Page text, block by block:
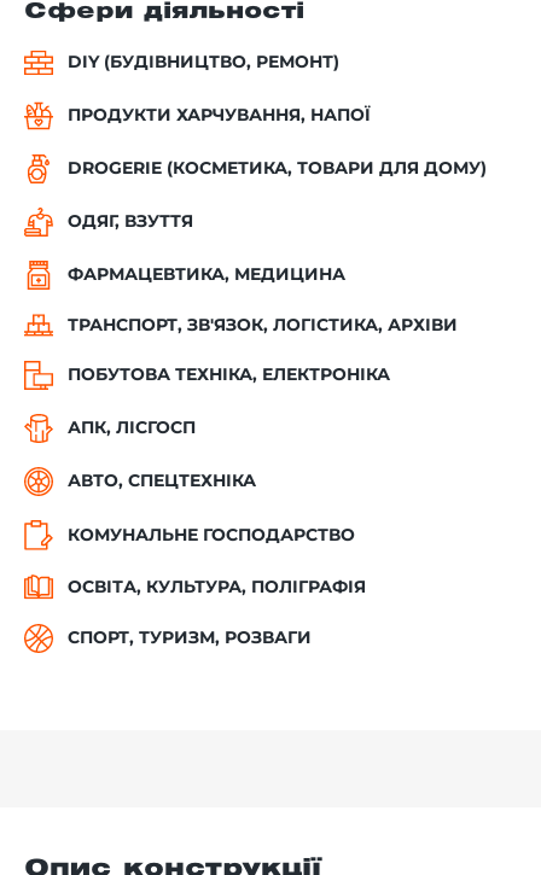
Сфери діяльності
DIY (БУДІВНИЦТВО, РЕМОНТ)
ПРОДУКТИ ХАРЧУВАННЯ, НАПОЇ
DROGERIE (КОСМЕТИКА, ТОВАРИ ДЛЯ ДОМУ)
ОДЯГ, ВЗУТТЯ
ФАРМАЦЕВТИКА, МЕДИЦИНА
ТРАНСПОРТ, ЗВ'ЯЗОК, ЛОГІСТИКА, АРХІВИ
ПОБУТОВА ТЕХНІКА, ЕЛЕКТРОНІКА
АПК, ЛІСГОСП
АВТО, СПЕЦТЕХНІКА
КОМУНАЛЬНЕ ГОСПОДАРСТВО
ОСВІТА, КУЛЬТУРА, ПОЛІГРАФІЯ
СПОРТ, ТУРИЗМ, РОЗВАГИ
Опис конструкції